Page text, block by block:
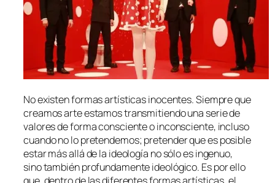
No exis­ten for­mas ar­tís­ti­cas ino­cen­tes. Siempre que
crea­mos ar­te es­ta­mos trans­mi­tien­do una se­rie de
va­lo­res de for­ma cons­cien­te o in­cons­cien­te, in­clu­so
cuan­do no lo pre­ten­de­mos; pre­ten­der que es po­si­ble
es­tar más allá de la ideo­lo­gía no só­lo es in­ge­nuo,
sino tam­bién pro­fun­da­men­te ideo­ló­gi­co. Es por ello
que, den­tro de las di­fe­ren­tes for­mas ar­tís­ti­cas, el